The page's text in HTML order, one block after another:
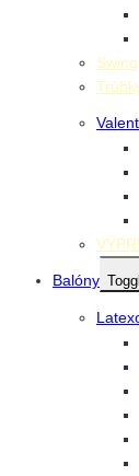
Swing
Balóny